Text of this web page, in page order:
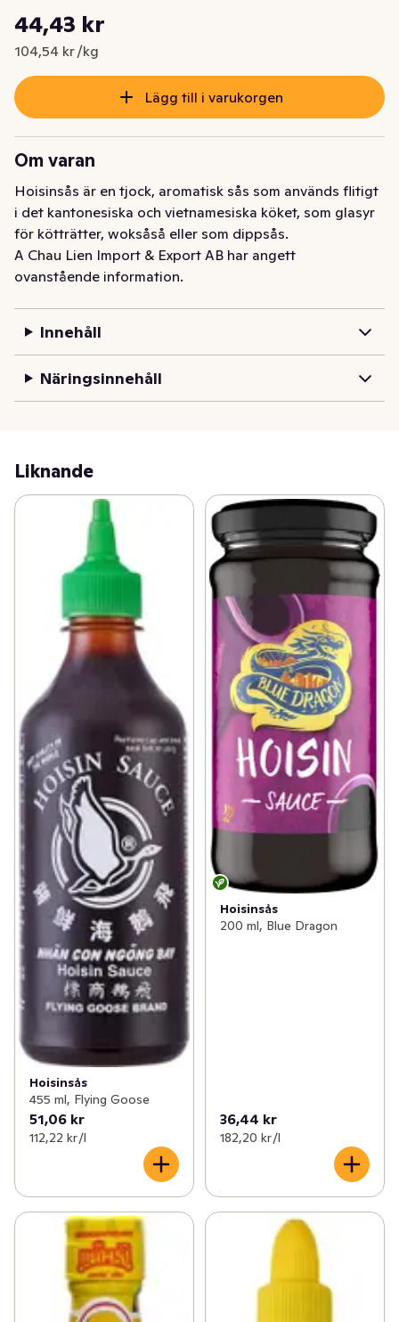
Nuvarande pris är: 44,43 kr
44,43 kr
104,54 kr /kg
Styckpris: 104,54 kr /kg
Lägg till i varukorgen
Om varan
Hoisinsås är en tjock, aromatisk sås som används flitigt
i det kantonesiska och vietnamesiska köket, som glasyr
för kötträtter, woksåså eller som dippsås.
A Chau Lien Import & Export AB har angett
ovanstående information.
Innehåll
Näringsinnehåll
Liknande
Hoisinsås
455 ml, Flying Goose
51,06 kr
112,22 kr /l
Hoisinsås
200 ml, Blue Dragon
36,44 kr
182,20 kr /l